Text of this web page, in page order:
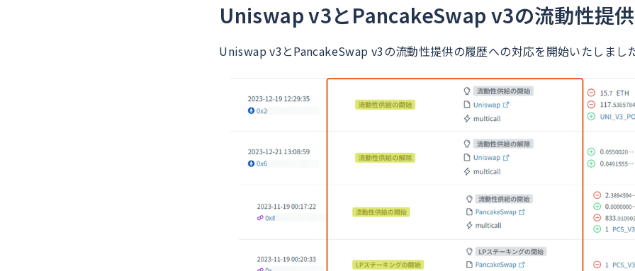
Uniswap v3とPancakeSwap v3の流動性提
Uniswap v3とPancakeSwap v3の流動性提供の履歴への対応を開始いたしました